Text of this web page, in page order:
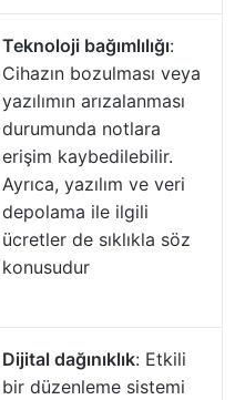
Teknoloji bağımlılığı:
Cihazın bozulması veya
yazılımın arızalanması
durumunda notlara
erişim kaybedilebilir.
Ayrıca, yazılım ve veri
depolama ile ilgili
ücretler de sıklıkla söz
konusudur
Dijital dağınıklık: Etkili
bir düzenleme sistemi